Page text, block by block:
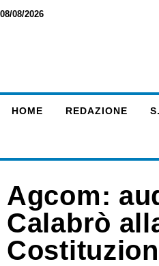
08/08/2026
HOME REDAZIONE
Agcom:
Calabrò